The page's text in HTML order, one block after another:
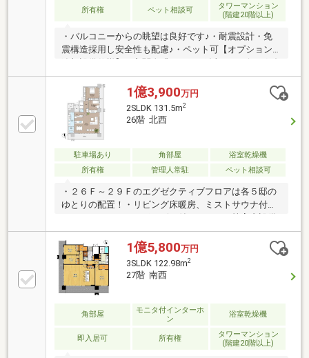
望のお日にちをお気軽にご連絡下さいませ♪
所有権 ペット相談可
タワーマンション
(階建20階以上)
・バルコニーからの眺望は良好です♪・耐震設計・免
震構造採用し安全性も配慮♪・ペット可【オプション
追加設備仕様】・玄関人感センサー追加・リビングダ
ウンライト追加・全面床（フローリング）傷防止コー
ティング・エアコン３台、カーテン付
1億3,900万円
2SLDK 131.5m2
26階 北西
駐車場あり 角部屋
浴室乾燥機
所有権
管理人常駐 ペット相談可
・２６Ｆ～２９Ｆのエグゼクティブフロアは各５邸の
ゆとりの配置！・リビング床暖房、ミストサウナ付き
バスルーム、ディスポーザー付きキッチン等室内設備
充実！・納戸、シューズインクローゼット等大容量の
収納スペース！・コンシェルジュ常勤で幅広いサービ
スを提供！・各フロアにごみステーション！２４時間
ゴミ出しＯＫ！・フィットネス、ゲストルーム、オー
ナーラウンジ等共用設備も完備！
1億5,800万円
3SLDK 122.98m2
27階 南西
角部屋
モニタ付インターホ
ン
浴室乾燥機
即入居可 所有権
タワーマンション
(階建20階以上)